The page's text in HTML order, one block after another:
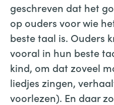
geschreven dat het
op ouders voor wie
beste taal is. Ouders
vooral in hun beste
kind, om dat zoveel
liedjes zingen,
voorlezen). En daar